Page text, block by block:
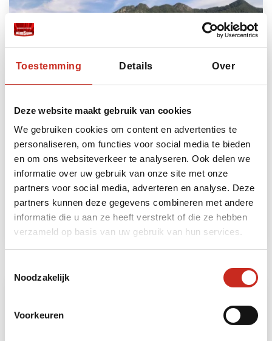
Toestemming Details Over
Deze website maakt gebruik van cookies
We gebruiken cookies om content en advertenties te
personaliseren, om functies voor social media te bieden
en om ons websiteverkeer te analyseren. Ook delen we
informatie over uw gebruik van onze site met onze
partners voor social media, adverteren en analyse. Deze
partners kunnen deze gegevens combineren met andere
informatie die u aan ze heeft verstrekt of die ze hebben
verzameld op basis van uw gebruik van hun services.
Noodzakelijk
Voorkeuren
West Maleisië: strandverlenging
Langkawi
4 dagen
vanaf €325 per persoon
Lees meer